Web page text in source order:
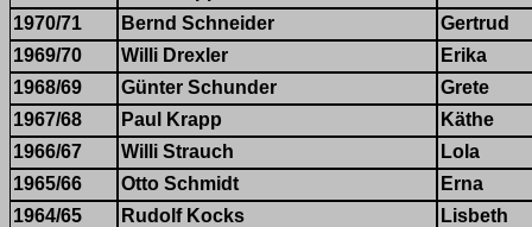
1970/71
Bernd Schneider
Gertrud
1969/70
Willi Drexler
Erika
1968/69
Günter Schunder
Grete
1967/68
Paul Krapp
Käthe
1966/67
Willi Strauch
Lola
1965/66
Otto Schmidt
Erna
1964/65
Rudolf Kocks
Lisbeth